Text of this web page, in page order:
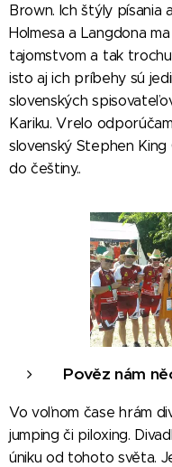
Brown. Ich štýly
Holmesa a Langdona
tajomstvom a tak
isto aj ich príbehy sú
slovenských
Kariku. Vrelo
slovenský Stephen
do češtiny..
Pověz nám
Vo voľnom čase hrám
jumping či piloxing.
úniku od tohoto světa.